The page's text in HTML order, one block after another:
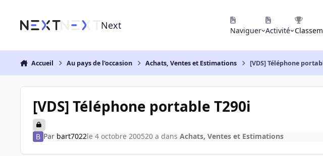
Next Naviguer Activité
Accueil Au pays de l'occasion Achats, Ventes et Estimations [VDS] Téléphone
[VDS] Téléphone portable T290i
Par bart7022le 4 octobre 200520 a dans Achats, Ventes et Estimations